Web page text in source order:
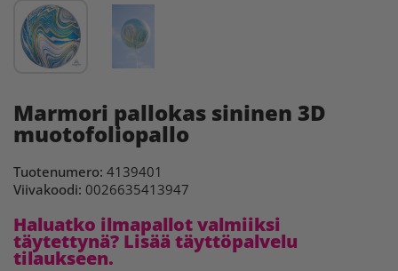
Marmori pallokas sininen 3D
muotofoliopallo
Tuotenumero: 4139401
Viivakoodi: 0026635413947
Haluatko ilmapallot valmiiksi
täytettynä? Lisää täyttöpalvelu
tilaukseen.